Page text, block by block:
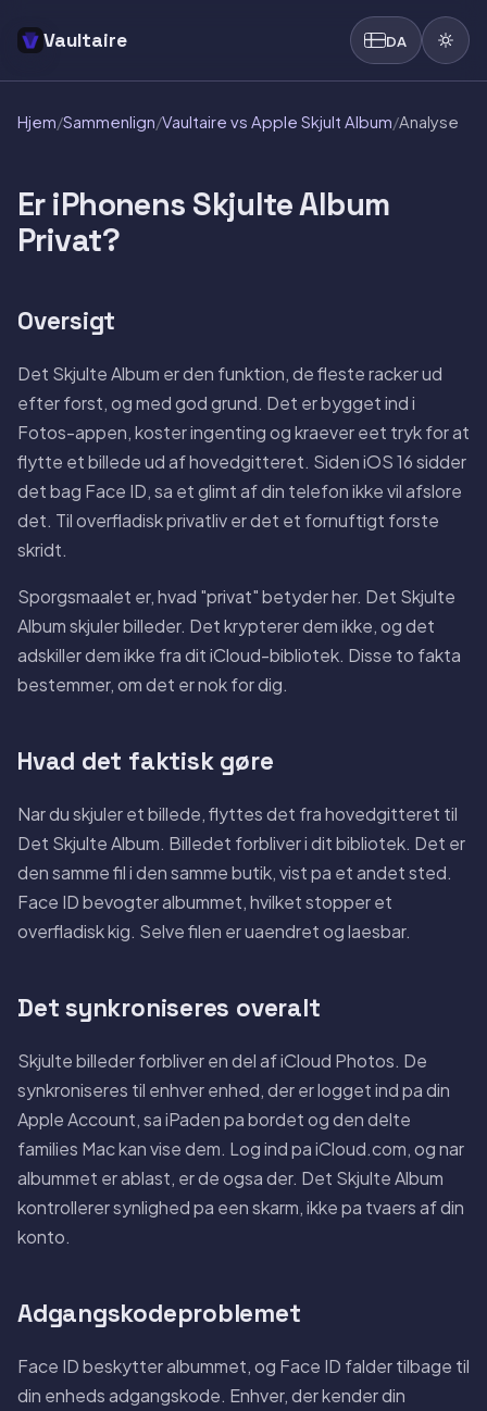
Vaultaire DA
Hjem/Sammenlign/Vaultaire vs Apple Skjult Album/Analyse
Er iPhonens Skjulte Album
Privat?
Oversigt
Det Skjulte Album er den funktion, de fleste racker ud
efter forst, og med god grund. Det er bygget ind i
Fotos-appen, koster ingenting og kraever eet tryk for at
flytte et billede ud af hovedgitteret. Siden iOS 16 sidder
det bag Face ID, sa et glimt af din telefon ikke vil afslore
det. Til overfladisk privatliv er det et fornuftigt forste
skridt.
Sporgsmaalet er, hvad "privat" betyder her. Det Skjulte
Album skjuler billeder. Det krypterer dem ikke, og det
adskiller dem ikke fra dit iCloud-bibliotek. Disse to fakta
bestemmer, om det er nok for dig.
Hvad det faktisk gøre
Nar du skjuler et billede, flyttes det fra hovedgitteret til
Det Skjulte Album. Billedet forbliver i dit bibliotek. Det er
den samme fil i den samme butik, vist pa et andet sted.
Face ID bevogter albummet, hvilket stopper et
overfladisk kig. Selve filen er uaendret og laesbar.
Det synkroniseres overalt
Skjulte billeder forbliver en del af iCloud Photos. De
synkroniseres til enhver enhed, der er logget ind pa din
Apple Account, sa iPaden pa bordet og den delte
families Mac kan vise dem. Log ind pa iCloud.com, og nar
albummet er ablast, er de ogsa der. Det Skjulte Album
kontrollerer synlighed pa een skarm, ikke pa tvaers af din
konto.
Adgangskodeproblemet
Face ID beskytter albummet, og Face ID falder tilbage til
din enheds adgangskode. Enhver, der kender din